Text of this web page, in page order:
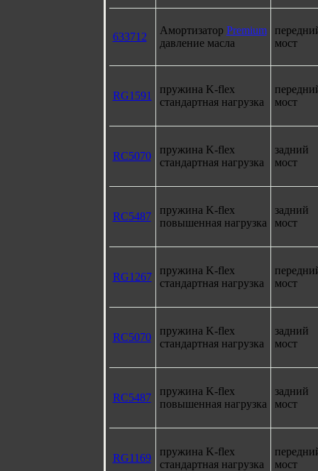
633712
Амортизатор Premium
давление масла
мост
RG1591
пружина K-flex
стандартная нагрузка
мост
RC5070
пружина K-flex
стандартная нагрузка
задний
мост
RC5487
пружина K-flex
повышенная нагрузка
задний
мост
RG1267
пружина K-flex
стандартная нагрузка
мост
RC5070
пружина K-flex
стандартная нагрузка
задний
мост
RC5487
пружина K-flex
повышенная нагрузка
задний
мост
RG1169
пружина K-flex
стандартная нагрузка
мост